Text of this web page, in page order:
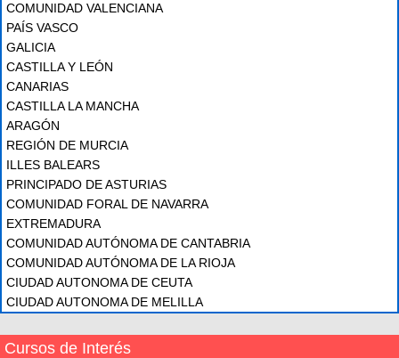
COMUNIDAD VALENCIANA
PAÍS VASCO
GALICIA
CASTILLA Y LEÓN
CANARIAS
CASTILLA LA MANCHA
ARAGÓN
REGIÓN DE MURCIA
ILLES BALEARS
PRINCIPADO DE ASTURIAS
COMUNIDAD FORAL DE NAVARRA
EXTREMADURA
COMUNIDAD AUTÓNOMA DE CANTABRIA
COMUNIDAD AUTÓNOMA DE LA RIOJA
CIUDAD AUTONOMA DE CEUTA
CIUDAD AUTONOMA DE MELILLA
Cursos de Interés